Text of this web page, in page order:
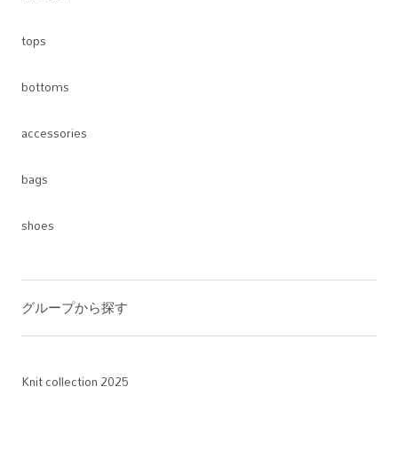
tops
bottoms
accessories
bags
shoes
グループから探す
Knit collection 2025